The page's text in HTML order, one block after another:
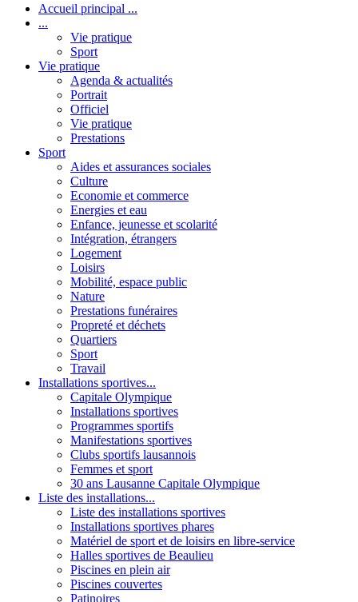
Accueil principal ...
...
Vie pratique
Sport
Vie pratique
Agenda & actualités
Portrait
Officiel
Vie pratique
Prestations
Sport
Aides et assurances sociales
Culture
Economie et commerce
Energies et eau
Enfance, jeunesse et scolarité
Intégration, étrangers
Logement
Loisirs
Mobilité, espace public
Nature
Prestations funéraires
Propreté et déchets
Quartiers
Sport
Travail
Installations sportives...
Capitale Olympique
Installations sportives
Programmes sportifs
Manifestations sportives
Clubs sportifs lausannois
Femmes et sport
30 ans Lausanne Capitale Olympique
Liste des installations...
Liste des installations sportives
Installations sportives phares
Matériel de sport et de loisirs en libre-service
Halles sportives de Beaulieu
Piscines en plein air
Piscines couvertes
Patinoires